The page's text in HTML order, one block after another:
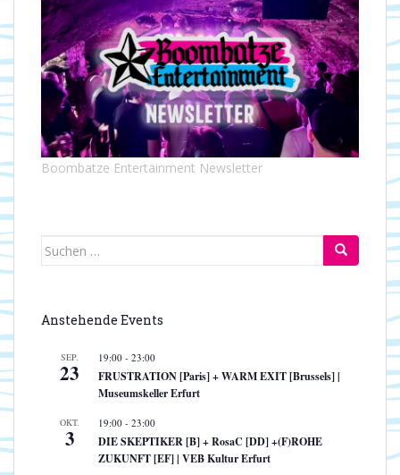
Boombatze Entertainment Newsletter
Suchen
Anstehende Events
SEP.
23
19:00 - 23:00
FRUSTRATION [Paris] + WARM EXIT [Brussels] |
Museumskeller Erfurt
OKT.
3
19:00 - 23:00
DIE SKEPTIKER [B] + RosaC [DD] +(F)ROHE
ZUKUNFT [EF] | VEB Kultur Erfurt